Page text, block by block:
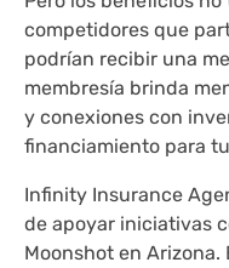
competidores que
podrían recibir una
membresía brinda
y conexiones con
financiamiento para
Infinity Insurance
de apoyar iniciativas
Moonshot en Arizona.